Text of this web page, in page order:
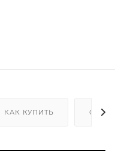
КАК КУПИТЬ